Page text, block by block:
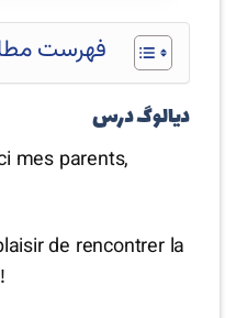
فهرست
دیالوگ درس
mes parents,
de rencontrer la